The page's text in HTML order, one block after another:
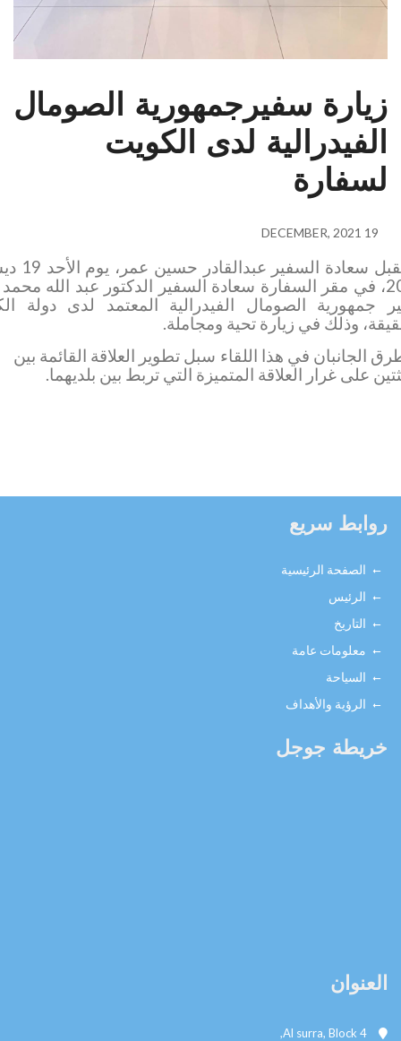
سفيرجمهورية الصومال
لدى الكويت
إستقبل سعادة السفير عبدالقادر حسين عمر، يوم الأحد 19 ديسمبر
في مقر السفارة سعادة السفير الدكتور عبد الله محمد اودوا
الصومال الفيدرالية المعتمد لدى دولة الكويت
وذلك في زيارة تحية ومجاملة.
في هذا اللقاء سبل تطوير العلاقة القائمة بين
غرار العلاقة المتميزة التي تربط بين بلديهما.
سريع
الصفحة الرئيسية
الرئيس
التاريخ
معلومات عامة
السياحة
الرؤية والأهداف
جوجل